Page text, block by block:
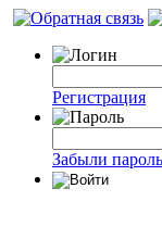
Регистрация
Забыли